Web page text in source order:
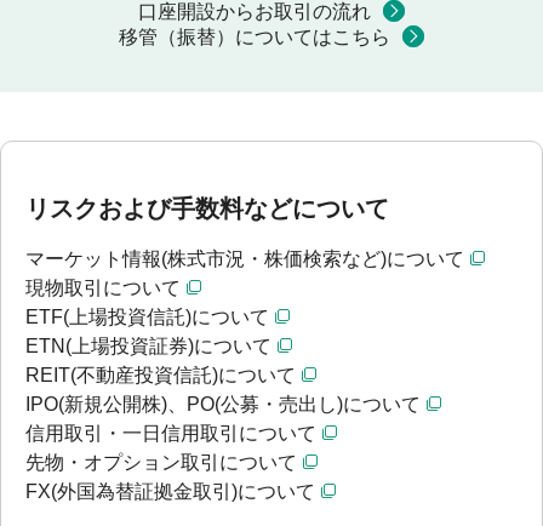
口座開設からお取引の流れ
移管（振替）についてはこちら
リスクおよび手数料などについて
マーケット情報(株式市況・株価検索など)について
現物取引について
ETF(上場投資信託)について
ETN(上場投資証券)について
REIT(不動産投資信託)について
IPO(新規公開株)、PO(公募・売出し)について
信用取引・一日信用取引について
先物・オプション取引について
FX(外国為替証拠金取引)について